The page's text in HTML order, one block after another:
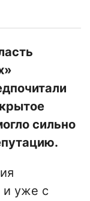
сильно
и уже с